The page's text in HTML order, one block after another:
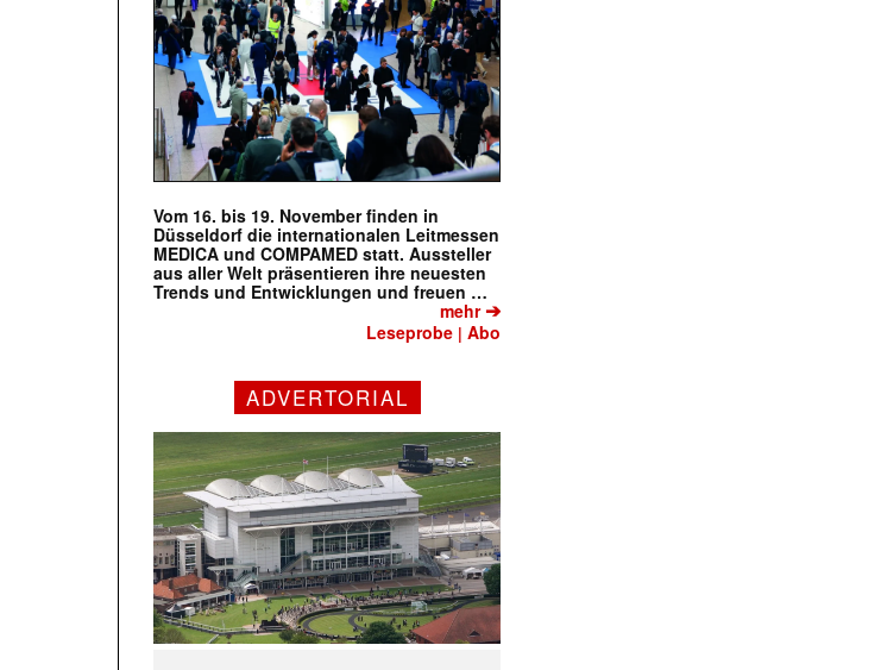
Vom 16. bis 19. November finden in
Düsseldorf die internationalen Leitmessen
MEDICA und COMPAMED statt. Aussteller
aus aller Welt präsentieren ihre neuesten
Trends und Entwicklungen und freuen …
mehr➔
Leseprobe |Abo
ADVERTORIAL